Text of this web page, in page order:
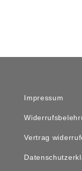
Impressum
Vertrag